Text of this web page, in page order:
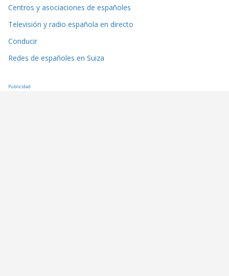
Centros y asociaciones de españoles
Televisión y radio española en directo
Conducir
Redes de españoles en Suiza
Publicidad